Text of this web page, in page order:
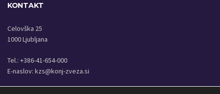
KONTAKT
Celovška 25
1000 Ljubljana
Tel.: +386-41-654-000
E-naslov: kzs@konj-zveza.si